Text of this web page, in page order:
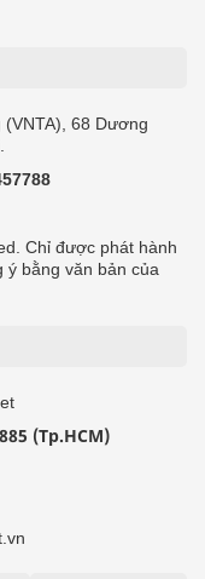
68 Dương
Chỉ được phát hành
ý bằng văn bản của
(Tp.HCM)